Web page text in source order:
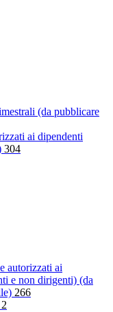
(da pubblicare
ai dipendenti
304
autorizzati ai
e non dirigenti) (da
266
2